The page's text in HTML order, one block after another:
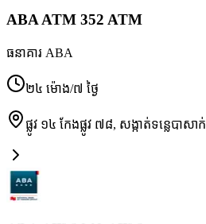
ABA ATM 352 ATM
ធនាគារ ABA
២៤ ម៉ោង/៧ ថ្ងៃ
ផ្លូវ ១៤ កែងផ្លូវ ៧៨, សង្កាត់ទន្លេបាសាក់